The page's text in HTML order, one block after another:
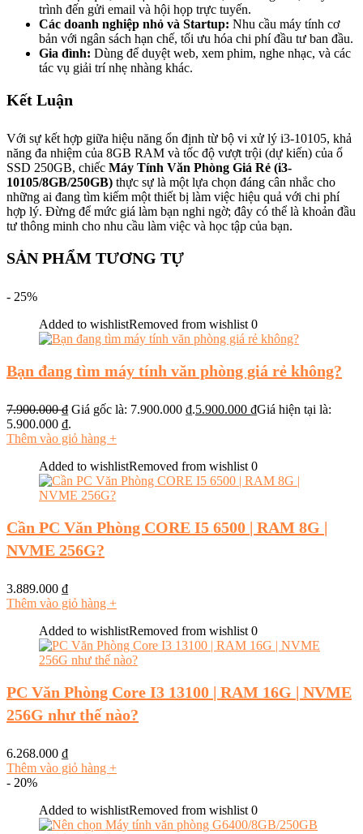
trình đến gửi email và hội họp trực tuyến.
Các doanh nghiệp nhỏ và Startup: Nhu cầu máy tính cơ
bản với ngân sách hạn chế, tối ưu hóa chi phí đầu tư ban đầu.
Gia đình: Dùng để duyệt web, xem phim, nghe nhạc, và các
tác vụ giải trí nhẹ nhàng khác.
Kết Luận
Với sự kết hợp giữa hiệu năng ổn định từ bộ vi xử lý i3-10105, khả
năng đa nhiệm của 8GB RAM và tốc độ vượt trội (dự kiến) của ổ
SSD 250GB, chiếc Máy Tính Văn Phòng Giá Rẻ (i3-
10105/8GB/250GB) thực sự là một lựa chọn đáng cân nhắc cho
những ai đang tìm kiếm một thiết bị làm việc hiệu quả với chi phí
hợp lý. Đừng để mức giá làm bạn nghi ngờ; đây có thể là khoản đầu
tư thông minh cho nhu cầu làm việc và học tập của bạn.
SẢN PHẨM TƯƠNG TỰ
- 25%
Added to wishlistRemoved from wishlist 0
Bạn đang tìm máy tính văn phòng giá rẻ không?
7.900.000₫ Giá gốc là: 7.900.000 ₫.5.900.000 ₫Giá hiện tại là:
5.900.000 ₫.
Thêm vào giỏ hàng +
Added to wishlistRemoved from wishlist 0
Cần PC Văn Phòng CORE I5 6500 | RAM 8G |
NVME 256G?
3.889.000 ₫
Thêm vào giỏ hàng +
Added to wishlistRemoved from wishlist 0
PC Văn Phòng Core I3 13100 | RAM 16G | NVME
256G như thế nào?
6.268.000 ₫
Thêm vào giỏ hàng +
- 20%
Added to wishlistRemoved from wishlist 0